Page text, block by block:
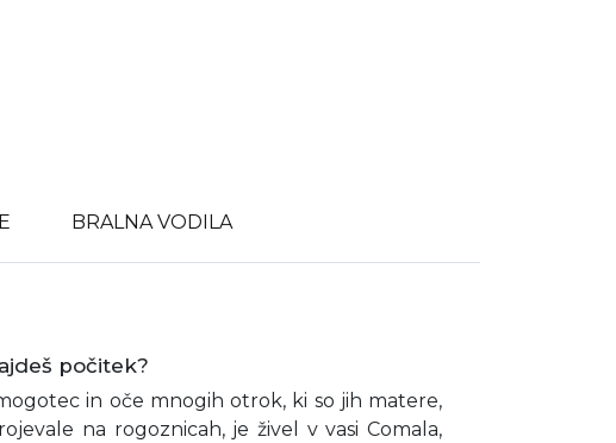
BRALNA VODILA
počitek?
in oče mnogih otrok, ki so jih matere,
na rogoznicah, je živel v vasi Comala,